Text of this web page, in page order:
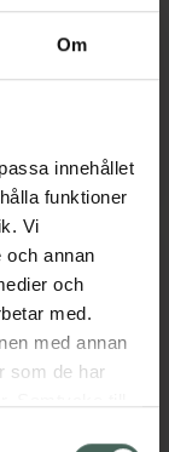
Om
innehållet
funktioner
Vi
och annan
och
med.
med annan
som de har
125 kr.
sol mousse
Köp Nuxe Sun